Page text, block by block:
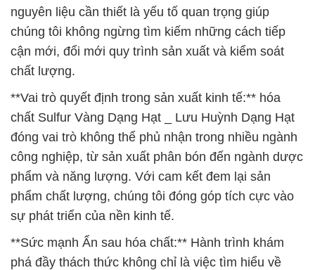
nguyên liệu cần thiết là yếu tố quan trọng giúp
chúng tôi không ngừng tìm kiếm những cách tiếp
cận mới, đổi mới quy trình sản xuất và kiểm soát
chất lượng.
**Vai trò quyết định trong sản xuất kinh tế:** hóa
chất Sulfur Vàng Dạng Hạt _ Lưu Huỳnh Dạng Hạt
đóng vai trò không thể phủ nhận trong nhiều ngành
công nghiệp, từ sản xuất phân bón đến ngành dược
phẩm và năng lượng. Với cam kết đem lại sản
phẩm chất lượng, chúng tôi đóng góp tích cực vào
sự phát triển của nền kinh tế.
**Sức mạnh Ẩn sau hóa chất:** Hành trình khám
phá đầy thách thức không chỉ là việc tìm hiểu về